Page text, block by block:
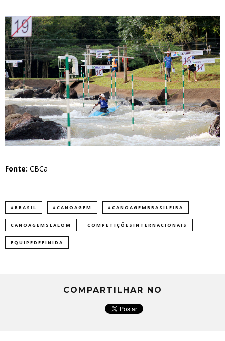
Fonte: CBCa
#BRASIL #CANOAGEM #CANOAGEMBRASILEIRA
CANOAGEMSLALOM COMPETIÇÕESINTERNACIONAIS
EQUIPEDEFINIDA
COMPARTILHAR NO